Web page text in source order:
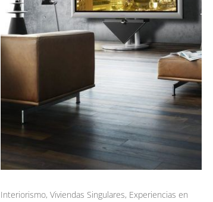
Interiorismo, Viviendas Singulares, Experiencias en